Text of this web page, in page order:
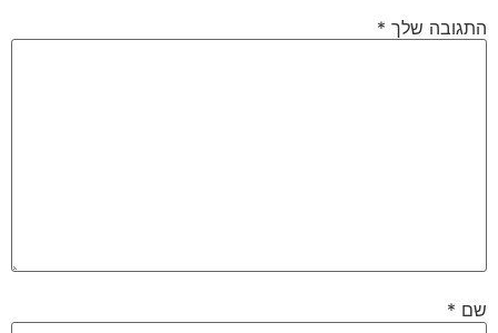
התגובה שלך *
שם *